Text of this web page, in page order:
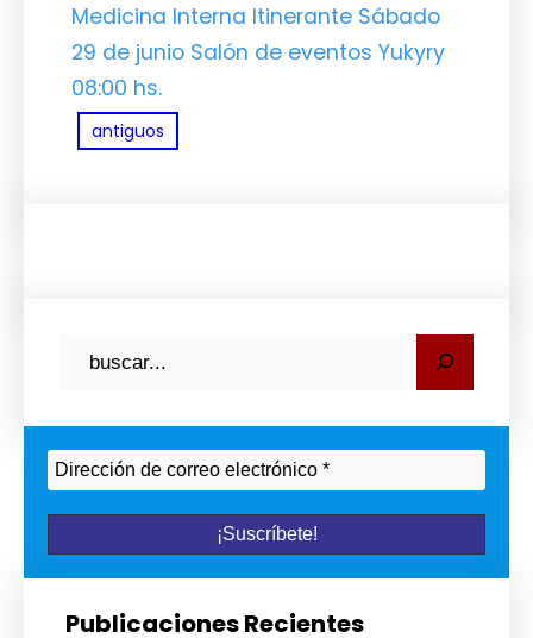
Medicina Interna Itinerante Sábado
29 de junio Salón de eventos Yukyry
08:00 hs.
antiguos
s
c
a
Publicaciones Recientes